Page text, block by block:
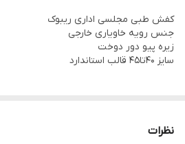
بند مقاوم
کفش طبی مجلسی اداری ریبوک
جنس رویه خاویاری خارجی
زیره پیو دور دوخت
سایز ۴۰تا۴۵ قالب استاندارد
نظرات